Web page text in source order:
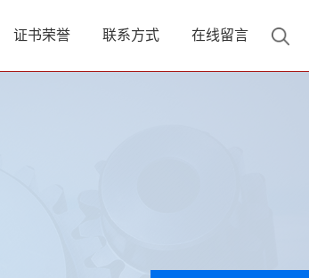
证书荣誉 联系方式 在线留言